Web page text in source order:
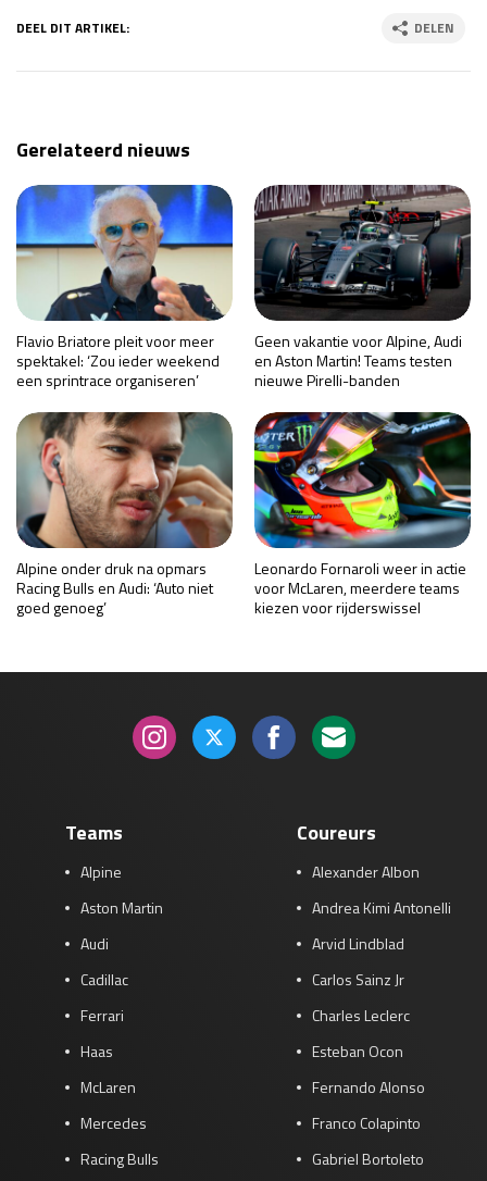
DEEL DIT ARTIKEL: DELEN
Gerelateerd nieuws
Flavio Briatore pleit voor meer
spektakel: ‘Zou ieder weekend
een sprintrace organiseren’
Geen vakantie voor Alpine, Audi
en Aston Martin! Teams testen
nieuwe Pirelli-banden
Alpine onder druk na opmars
Racing Bulls en Audi: ‘Auto niet
goed genoeg’
Leonardo Fornaroli weer in actie
voor McLaren, meerdere teams
kiezen voor rijderswissel
Teams
Alpine
Aston Martin
Audi
Cadillac
Ferrari
Haas
McLaren
Mercedes
Racing Bulls
Coureurs
Alexander Albon
Andrea Kimi Antonelli
Arvid Lindblad
Carlos Sainz Jr
Charles Leclerc
Esteban Ocon
Fernando Alonso
Franco Colapinto
Gabriel Bortoleto